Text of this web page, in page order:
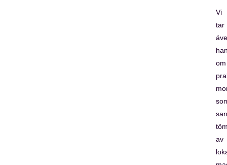
Vi
tar
om
av